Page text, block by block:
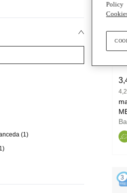
(1)
3
Policy